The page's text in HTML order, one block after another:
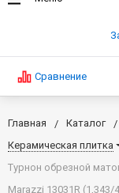
Сравнение
Главная Каталог
Керамическая плитка
Турнон обрезной
Marazzi 13031R (1,343/